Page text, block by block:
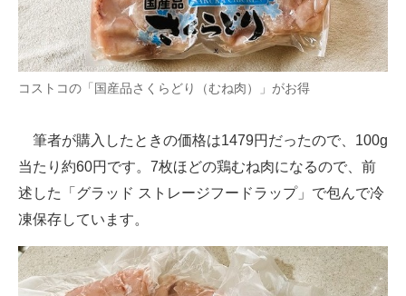
コストコの「国産品さくらどり（むね肉）」がお得
筆者が購入したときの価格は1479円だったので、100g
当たり約60円です。7枚ほどの鶏むね肉になるので、前
述した「グラッド ストレージフードラップ」で包んで冷
凍保存しています。